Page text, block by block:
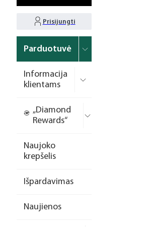
Prisijungti
Parduotuvė
Informacija
klientams
„Diamond
Rewards“
Naujoko
krepšelis
Išpardavimas
Naujienos